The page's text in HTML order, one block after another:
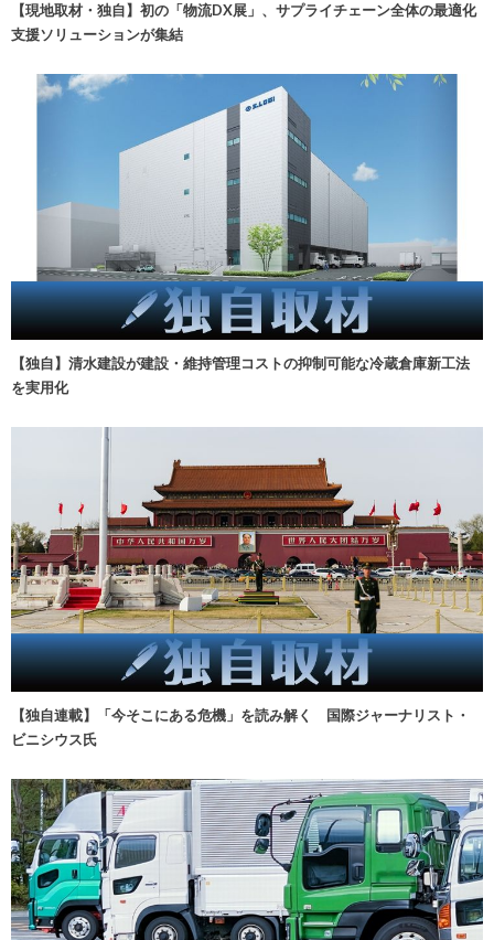
【現地取材・独自】初の「物流DX展」、サプライチェーン全体の最適化
支援ソリューションが集結
【独自】清水建設が建設・維持管理コストの抑制可能な冷蔵倉庫新工法
を実用化
【独自連載】「今そこにある危機」を読み解く 国際ジャーナリスト・
ビニシウス氏